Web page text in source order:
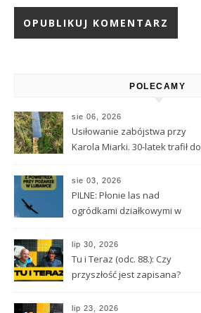
POLECAMY
sie 06, 2026
Usiłowanie zabójstwa przy
Karola Miarki. 30-latek trafił do
sie 03, 2026
PILNE: Płonie las nad
ogródkami działkowymi w
lip 30, 2026
Tu i Teraz (odc. 88.): Czy
przyszłość jest zapisana?
astrologii i przeznaczeniu
lip 23, 2026